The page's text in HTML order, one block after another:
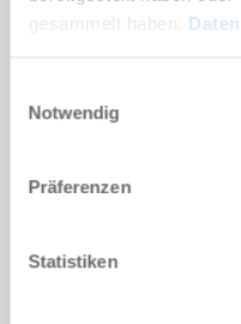
gesammelt haben.
Notwendig
Präferenzen
Statistiken